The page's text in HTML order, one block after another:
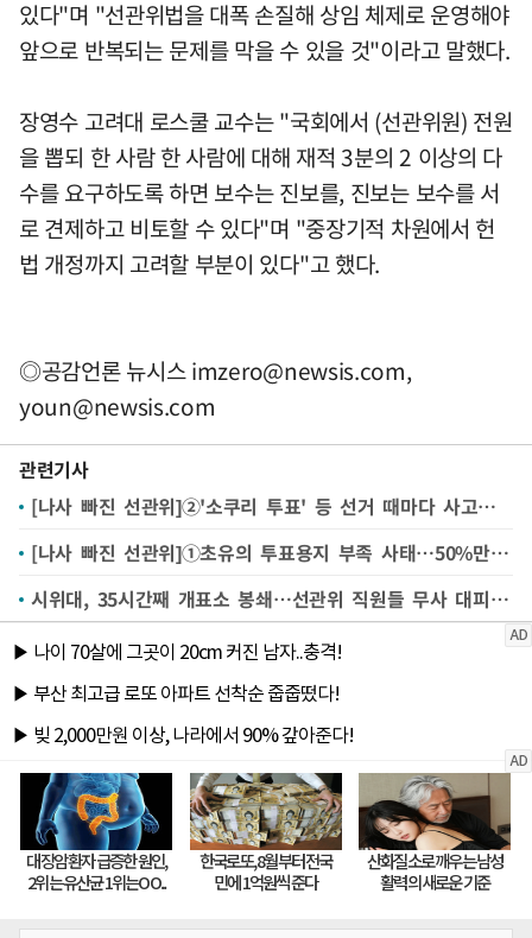
있다"며 "선관위법을 대폭 손질해 상임 체제로 운영해야
앞으로 반복되는 문제를 막을 수 있을 것"이라고 말했다.
장영수 고려대 로스쿨 교수는 "국회에서 (선관위원) 전원
을 뽑되 한 사람 한 사람에 대해 재적 3분의 2 이상의 다
수를 요구하도록 하면 보수는 진보를, 진보는 보수를 서
로 견제하고 비토할 수 있다"며 "중장기적 차원에서 헌
법 개정까지 고려할 부분이 있다"고 했다.
◎공감언론 뉴시스imzero@newsis.com,
youn@newsis.com
관련기사
[나사 빠진 선관위]②'소쿠리 투표' 등 선거 때마다 사고…부실 관리로 선거 불신 자초
[나사 빠진 선관위]①초유의 투표용지 부족 사태…50%만 준비해놓고 분배 시스템도 주먹구구
시위대, 35시간째 개표소 봉쇄…선관위 직원들 무사 대피(종합)